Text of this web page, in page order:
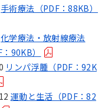
手術療法（PDF：88KB）
化学療法・放射線療法
：90KB）
リンパ浮腫（PDF：92K
運動と生活（PDF：82